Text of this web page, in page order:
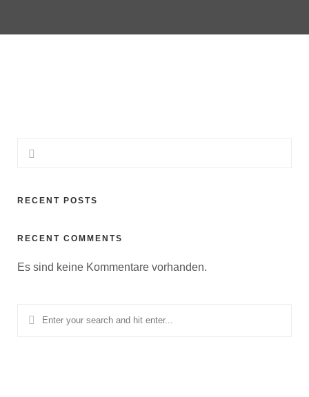
RECENT POSTS
RECENT COMMENTS
Es sind keine Kommentare vorhanden.